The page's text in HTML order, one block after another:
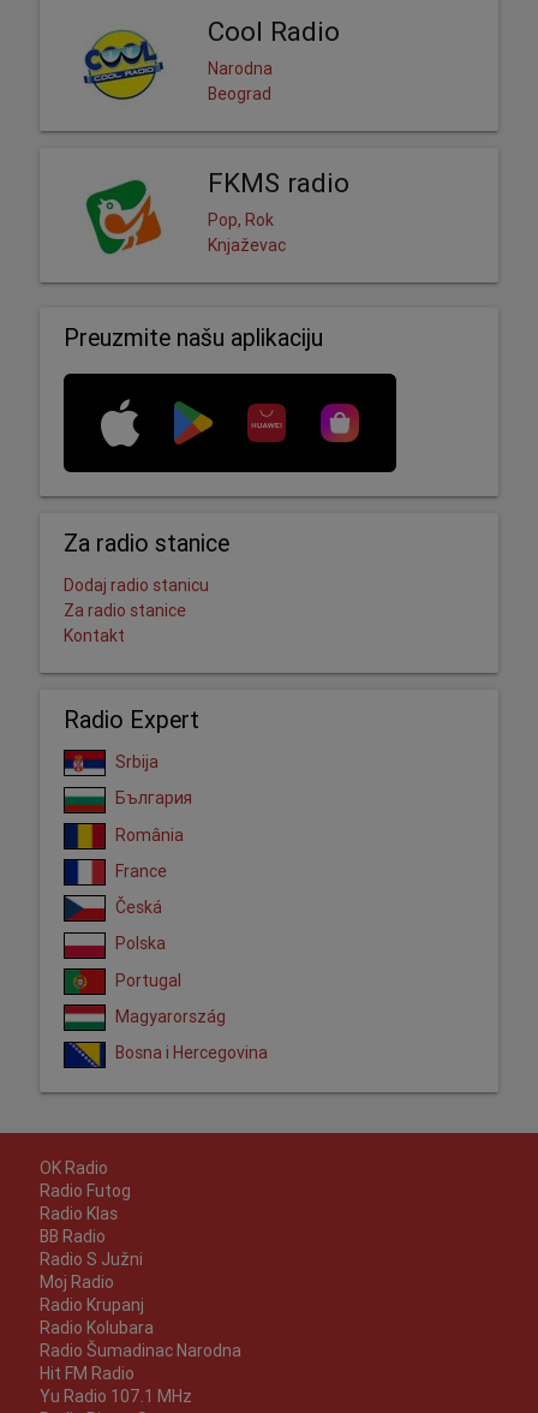
Cool Radio
Narodna
Beograd
FKMS radio
Pop, Rok
Knjaževac
Preuzmite našu aplikaciju
Za radio stanice
Dodaj radio stanicu
Za radio stanice
Kontakt
Radio Expert
Srbija
България
România
France
Česká
Polska
Portugal
Magyarország
Bosna i Hercegovina
OK Radio
Radio Futog
Radio Klas
BB Radio
Radio S Južni
Moj Radio
Radio Krupanj
Radio Kolubara
Radio Šumadinac Narodna
Hit FM Radio
Yu Radio 107.1 MHz